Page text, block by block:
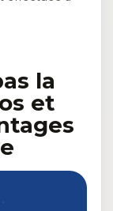
la
et